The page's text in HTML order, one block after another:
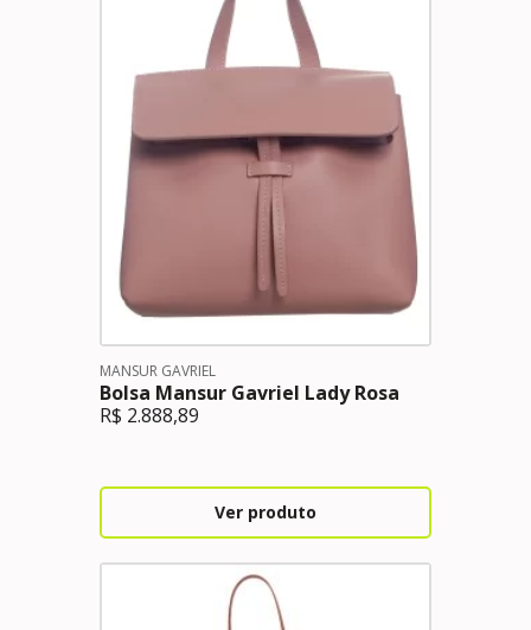
MANSUR GAVRIEL
Bolsa Mansur Gavriel Lady Rosa
R$ 2.888,89
Ver produto